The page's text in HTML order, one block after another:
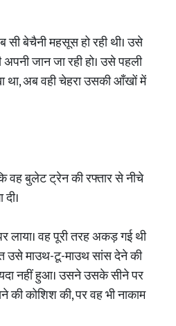
सी बेचैनी महसूस हो रही थी। उसे
जान जा रही हो। उसे पहली
था, अब वही चेहरा उसकी आँखों में
वह बुलेट ट्रेन की रफ्तार से नीचे
वह पूरी तरह अकड़ गई थी
उसे माउथ-टू-माउथ सांस देने की
नहीं हुआ। उसने उसके सीने पर
कोशिश की, पर वह भी नाकाम